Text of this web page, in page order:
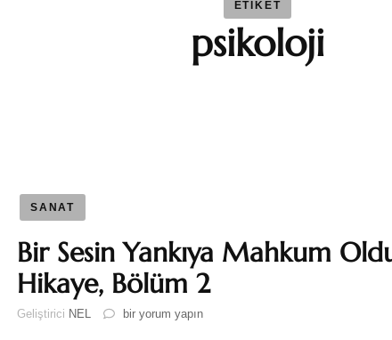
ETIKET
psikoloji
SANAT
Bir Sesin Yankıya Mahkum
Hikaye, Bölüm 2
Geliştirici NEL
Bir
bir yorum yapın